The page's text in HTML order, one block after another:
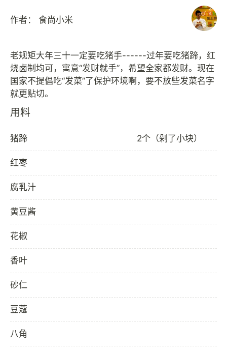
作者： 食尚小米
老规矩大年三十一定要吃猪手------过年要吃猪蹄，红
烧卤制均可，寓意“发财就手”，希望全家都发财。现在
国家不提倡吃“发菜”了保护环境啊，要不放些发菜名字
用料
猪蹄 2个（剁了小块）
红枣
腐乳汁
黄豆酱
花椒
香叶
砂仁
豆蔻
八角